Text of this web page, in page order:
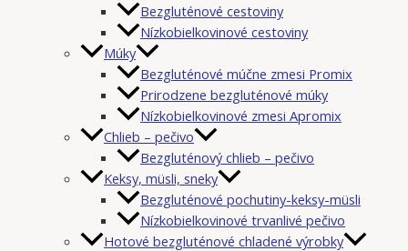
Bezgluténové cestoviny
Nízkobielkovinové cestoviny
Múky
Bezgluténové múčne zmesi Promix
Prirodzene bezgluténové múky
Nízkobielkovinové zmesi Apromix
Chlieb – pečivo
Bezgluténový chlieb – pečivo
Keksy, müsli, sneky
Bezgluténové pochutiny-keksy-müsli
Nízkobielkovinové trvanlivé pečivo
Hotové bezgluténové chladené výrobky